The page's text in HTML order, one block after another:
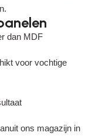
dan MDF
voor vochtige
ons magazijn in